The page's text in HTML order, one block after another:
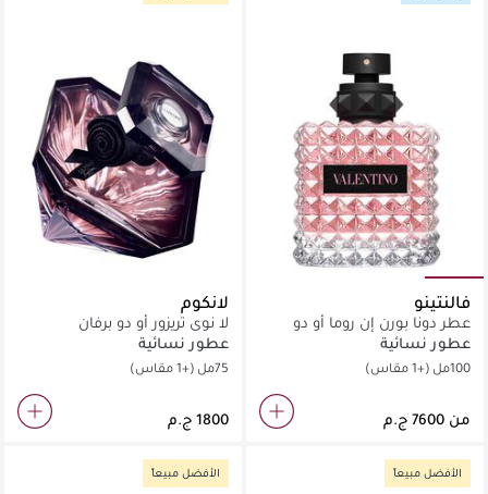
فالنتينو
عطر دونا بورن إن روما أو دو
برفان
عطور نسائية
100مل (+1 مقاس)
من
لانكوم
لا نوي تريزور أو دو برفان
عطور نسائية
75مل (+1 مقاس)
الأفضل مبيعاً الأفضل مبيعاً